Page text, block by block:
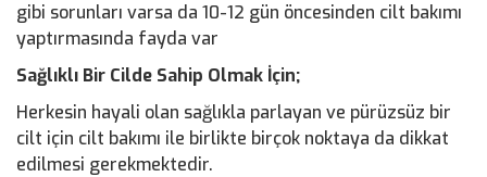
gibi sorunları varsa da 10-12 gün öncesinden cilt bakımı
yaptırmasında fayda var
Sağlıklı Bir Cilde Sahip Olmak İçin;
Herkesin hayali olan sağlıkla parlayan ve pürüzsüz bir
cilt için cilt bakımı ile birlikte birçok noktaya da dikkat
edilmesi gerekmektedir.